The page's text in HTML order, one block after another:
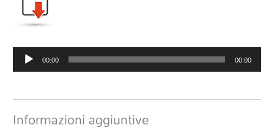
Audio
Player
00:00 00:00
Informazioni aggiuntive